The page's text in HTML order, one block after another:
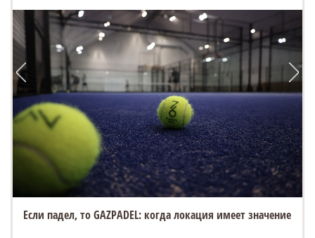
Если падел, то GAZPADEL: когда локация имеет значение